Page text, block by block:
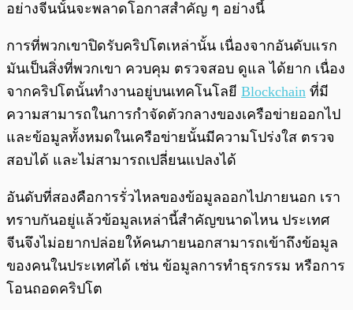
อย่างจีนนั้นจะพลาดโอกาสสำคัญ ๆ อย่างนี้
การที่พวกเขาปิดรับคริปโตเหล่านั้น เนื่องจากอันดับแรก
มันเป็นสิ่งที่พวกเขา ควบคุม ตรวจสอบ ดูแล ได้ยาก เนื่อง
จากคริปโตนั้นทำงานอยู่บนเทคโนโลยี Blockchain ที่มี
ความสามารถในการกำจัดตัวกลางของเครือข่ายออกไป
และข้อมูลทั้งหมดในเครือข่ายนั้นมีความโปร่งใส ตรวจ
สอบได้ และไม่สามารถเปลี่ยนแปลงได้
อันดับที่สองคือการรั่วไหลของข้อมูลออกไปภายนอก เรา
ทราบกันอยู่แล้วข้อมูลเหล่านี้สำคัญขนาดไหน ประเทศ
จีนจึงไม่อยากปล่อยให้คนภายนอกสามารถเข้าถึงข้อมูล
ของคนในประเทศได้ เช่น ข้อมูลการทำธุรกรรม หรือการ
โอนถอดคริปโต